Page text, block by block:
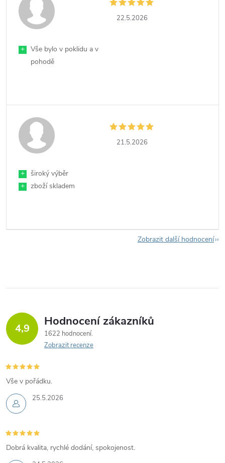
22.5.2026
+
Vše bylo v poklidu a v
pohodě
21.5.2026
+
široký výběr
+
zboží skladem
Zobrazit další hodnocení
4,9 Hodnocení zákazníků
1622 hodnocení
Zobrazit recenze
25.5.2026
Vše v pořádku.
Dobrá kvalita, rychlé dodání, spokojenost.